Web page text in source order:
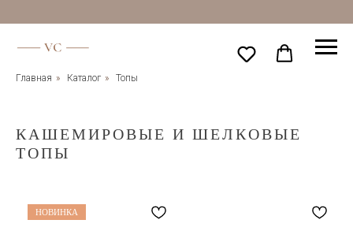
Главная » Каталог » Топы
КАШЕМИРОВЫЕ И ШЕЛКОВЫЕ
ТОПЫ
НОВИНКА